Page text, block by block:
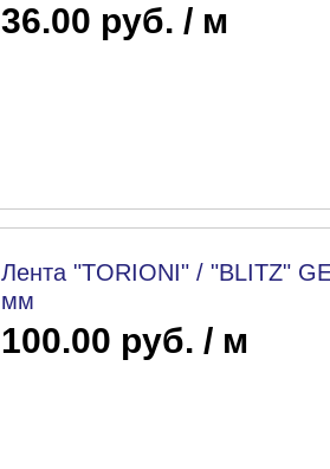
36.00 руб. / м
Лента "TORIONI" / "BLITZ"
мм
100.00 руб. / м